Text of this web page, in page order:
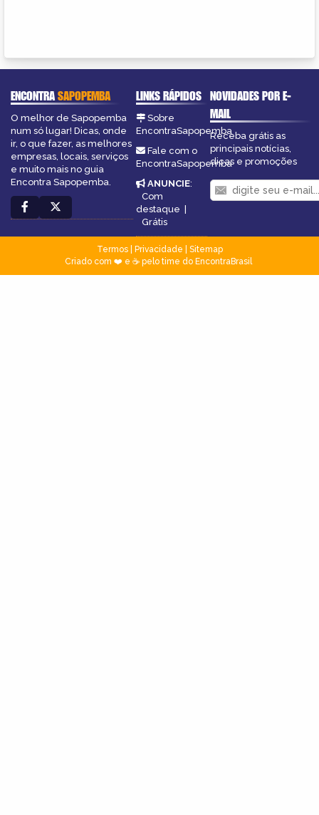
ENCONTRASAPOPEMBA
O melhor de Sapopemba
num só lugar! Dicas, onde
ir, o que fazer, as melhores
empresas, locais, serviços
e muito mais no guia
Encontra Sapopemba.
LINKS RÁPIDOS
Sobre
EncontraSapopemba
Fale com o
EncontraSapopemba
ANUNCIE:
Com
destaque |
Grátis
NOVIDADES POR E-
MAIL
Receba grátis as
principais notícias,
dicas e promoções
Termos| Privacidade
Sitemap
Criado com ❤️ e ☕ pelo time do EncontraBrasil